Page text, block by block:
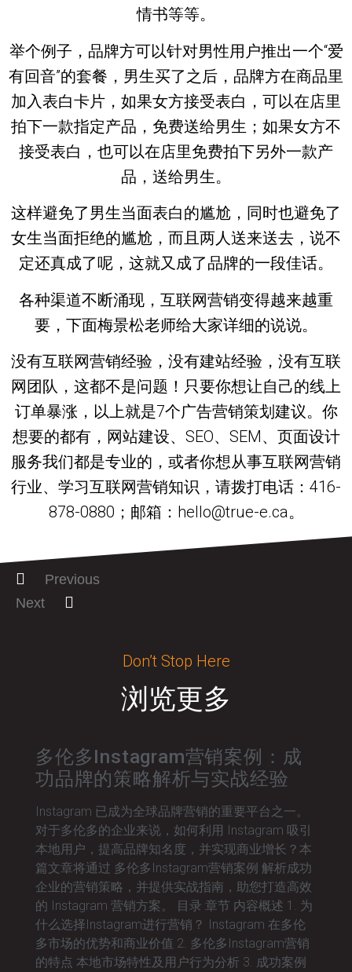
情书等等。
举个例子，品牌方可以针对男性用户推出一个“爱
有回音”的套餐，男生买了之后，品牌方在商品里
加入表白卡片，如果女方接受表白，可以在店里
拍下一款指定产品，免费送给男生；如果女方不
接受表白，也可以在店里免费拍下另外一款产
品，送给男生。
这样避免了男生当面表白的尴尬，同时也避免了
女生当面拒绝的尴尬，而且两人送来送去，说不
定还真成了呢，这就又成了品牌的一段佳话。
各种渠道不断涌现，互联网营销变得越来越重
要，下面梅景松老师给大家详细的说说。
没有互联网营销经验，没有建站经验，没有互联
网团队，这都不是问题！只要你想让自己的线上
订单暴涨，以上就是7个广告营销策划建议。你
想要的都有，网站建设、SEO、SEM、页面设计
服务我们都是专业的，或者你想从事互联网营销
行业、学习互联网营销知识，请拨打电话：416-
878-0880；邮箱：hello@true-e.ca。
Previous
Next
Don’t Stop Here
浏览更多
多伦多Instagram营销案例：成
功品牌的策略解析与实战经验
Instagram 已成为全球品牌营销的重要平台之一。
对于多伦多的企业来说，如何利用 Instagram 吸引
本地用户，提高品牌知名度，并实现商业增长？本
篇文章将通过 多伦多Instagram营销案例 解析成功
企业的营销策略，并提供实战指南，助您打造高效
的 Instagram 营销方案。 目录 章节 内容概述 1. 为
什么选择Instagram进行营销？ Instagram 在多伦
多市场的优势和商业价值 2. 多伦多Instagram营销
的特点 本地市场特性及用户行为分析 3. 成功案例